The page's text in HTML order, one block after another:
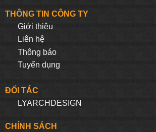
THÔNG TIN CÔNG TY
Giới thiệu
Liên hệ
Thông báo
Tuyển dụng
ĐỐI TÁC
LYARCHDESIGN
CHÍNH SÁCH